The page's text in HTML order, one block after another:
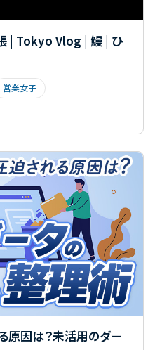
っ取り対策
事例
技術女子
災害対策
メール法
社用スマホ
見てはいけないサイト
退職者
| Tokyo Vlog | 鰻 | ひ
営業女子
原因は？未活用のダー